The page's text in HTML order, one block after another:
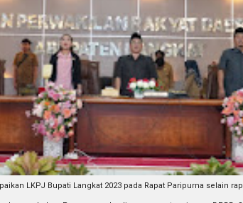
LKPJ Bupati Langkat 2023 pada Rapat Paripurna selain